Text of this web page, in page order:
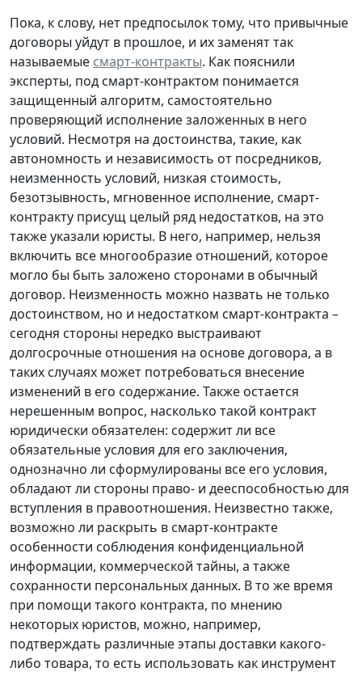
Пока, к слову, нет предпосылок тому, что привычные
договоры уйдут в прошлое, и их заменят так
называемые смарт-контракты. Как пояснили
эксперты, под смарт-контрактом понимается
защищенный алгоритм, самостоятельно
проверяющий исполнение заложенных в него
условий. Несмотря на достоинства, такие, как
автономность и независимость от посредников,
неизменность условий, низкая стоимость,
безотзывность, мгновенное исполнение, смарт-
контракту присущ целый ряд недостатков, на это
также указали юристы. В него, например, нельзя
включить все многообразие отношений, которое
могло бы быть заложено сторонами в обычный
договор. Неизменность можно назвать не только
достоинством, но и недостатком смарт-контракта –
сегодня стороны нередко выстраивают
долгосрочные отношения на основе договора, а в
таких случаях может потребоваться внесение
изменений в его содержание. Также остается
нерешенным вопрос, насколько такой контракт
юридически обязателен: содержит ли все
обязательные условия для его заключения,
однозначно ли сформулированы все его условия,
обладают ли стороны право- и дееспособностью для
вступления в правоотношения. Неизвестно также,
возможно ли раскрыть в смарт-контракте
особенности соблюдения конфиденциальной
информации, коммерческой тайны, а также
сохранности персональных данных. В то же время
при помощи такого контракта, по мнению
некоторых юристов, можно, например,
подтверждать различные этапы доставки какого-
либо товара, то есть использовать как инструмент